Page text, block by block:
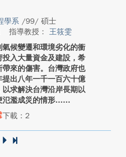
學系 /99/ 碩士
指導教授： 王筱雯
氣候變遷和環境劣化的衝
投入大量資金及建設，希
帶來的傷害。台灣政府也
提出八年一千一百六十億
以求解決台灣沿岸長期以
氾濫成災的情形...
下載：2